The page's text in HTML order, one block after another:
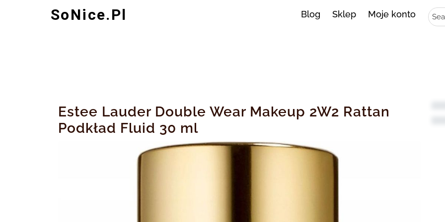
SoNice.pl Blog Sklep Moje konto
Estee Lauder Double Wear Makeup 2W2 Rattan
Podkład Fluid 30 ml